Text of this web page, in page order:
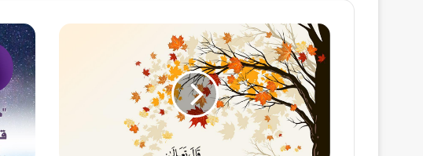
فأردنا
يبدلهما
ربهما
خيرا
إنك
تهدي
من
تشاء
إلى
صراط
مستقيم